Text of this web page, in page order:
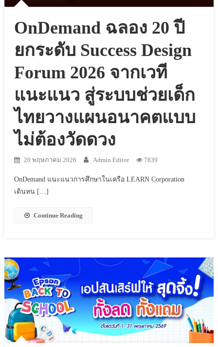
OnDemand ฉลอง 20 ปี
ยกระดับ Success Design
Forum 2026 จากเวที
แนะแนว สู่ระบบช่วยเด็ก
ไทยวางแผนอนาคตแบบ
ไม่ต้องวัดดวง
20 พฤษภาคม 2026 Admin Editor 7839
OnDemand แนะแนวการศึกษาในเครือ LEARN Corporation
เดินหน […]
Continue Reading